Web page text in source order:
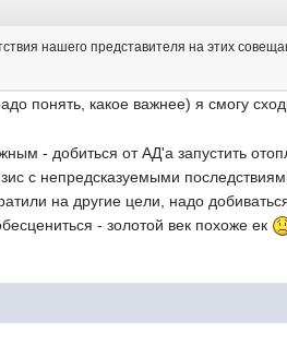
нашего представителя на этих
понять, какое важнее) я смогу
- добиться от АД'а запустить
с непредсказуемыми
на другие цели, надо
- золотой век похоже ек